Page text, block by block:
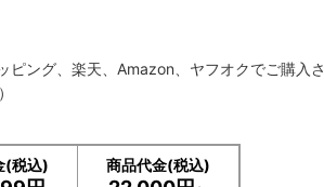
ピング、楽天、Amazon、ヤフオクでご購入さ
(税込) 商品代金(税込)